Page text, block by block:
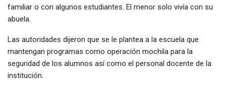
familiar o con algunos estudiantes. El menor solo vivía con su
abuela.
Las autoridades dijeron que se le plantea a la escuela que
mantengan programas como operación mochila para la
seguridad de los alumnos así como el personal docente de la
institución.